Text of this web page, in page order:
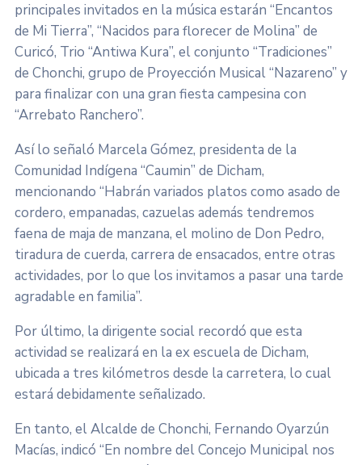
principales invitados en la música estarán “Encantos
de Mi Tierra”, “Nacidos para florecer de Molina” de
Curicó, Trio “Antiwa Kura”, el conjunto “Tradiciones”
de Chonchi, grupo de Proyección Musical “Nazareno” y
para finalizar con una gran fiesta campesina con
“Arrebato Ranchero”.
Así lo señaló Marcela Gómez, presidenta de la
Comunidad Indígena “Caumin” de Dicham,
mencionando “Habrán variados platos como asado de
cordero, empanadas, cazuelas además tendremos
faena de maja de manzana, el molino de Don Pedro,
tiradura de cuerda, carrera de ensacados, entre otras
actividades, por lo que los invitamos a pasar una tarde
agradable en familia”.
Por último, la dirigente social recordó que esta
actividad se realizará en la ex escuela de Dicham,
ubicada a tres kilómetros desde la carretera, lo cual
estará debidamente señalizado.
En tanto, el Alcalde de Chonchi, Fernando Oyarzún
Macías, indicó “En nombre del Concejo Municipal nos